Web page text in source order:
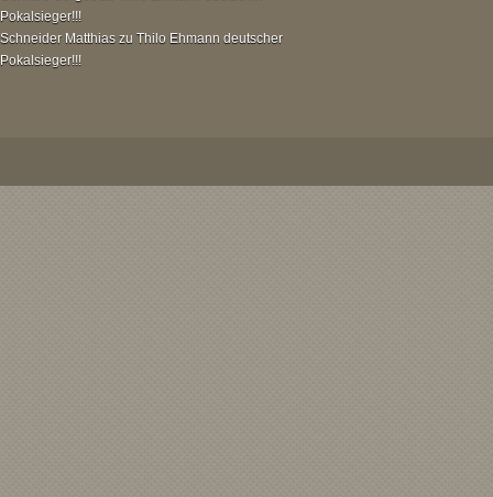
Pokalsieger!!!
Schneider Matthias zu Thilo Ehmann deutscher
Pokalsieger!!!